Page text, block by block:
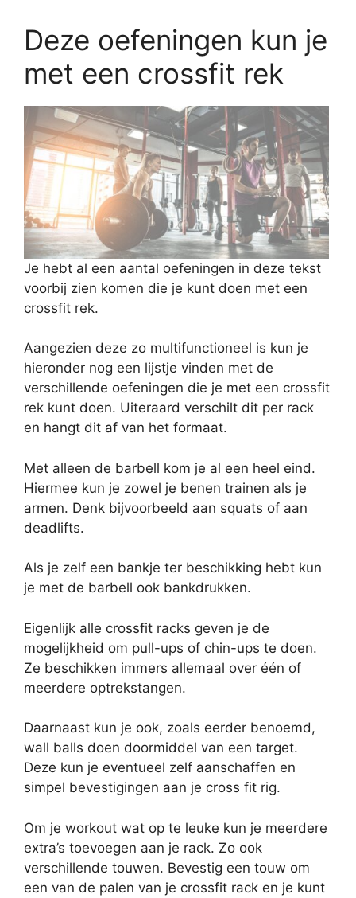
Deze oefeningen kun je
met een crossfit rek
Je hebt al een aantal oefeningen in deze tekst
voorbij zien komen die je kunt doen met een
crossfit rek.
Aangezien deze zo multifunctioneel is kun je
hieronder nog een lijstje vinden met de
verschillende oefeningen die je met een crossfit
rek kunt doen. Uiteraard verschilt dit per rack
en hangt dit af van het formaat.
Met alleen de barbell kom je al een heel eind.
Hiermee kun je zowel je benen trainen als je
armen. Denk bijvoorbeeld aan squats of aan
deadlifts.
Als je zelf een bankje ter beschikking hebt kun
je met de barbell ook bankdrukken.
Eigenlijk alle crossfit racks geven je de
mogelijkheid om pull-ups of chin-ups te doen.
Ze beschikken immers allemaal over één of
meerdere optrekstangen.
Daarnaast kun je ook, zoals eerder benoemd,
wall balls doen doormiddel van een target.
Deze kun je eventueel zelf aanschaffen en
simpel bevestigingen aan je cross fit rig.
Om je workout wat op te leuke kun je meerdere
extra’s toevoegen aan je rack. Zo ook
verschillende touwen. Bevestig een touw om
een van de palen van je crossfit rack en je kunt